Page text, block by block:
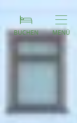
BUCHEN MENÜ